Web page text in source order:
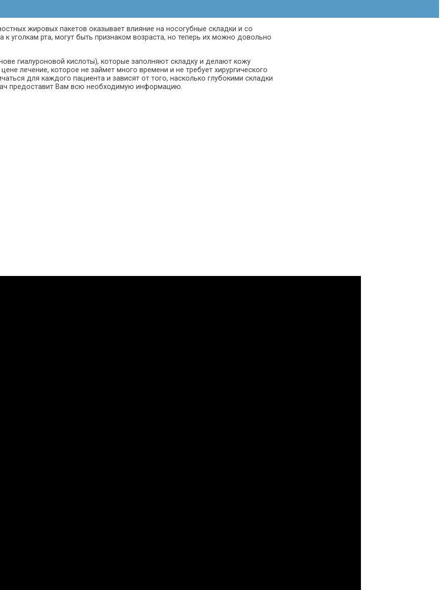
жировых пакетов оказывает влияние на носогубные складки и со
уголкам рта, могут быть признаком возраста, но теперь их можно довольно
гиалуроновой кислоты), которые заполняют складку и делают кожу
лечение, которое не займет много времени и не требует хирургического
для каждого пациента и зависят от того, насколько глубокими складки
предоставит Вам всю необходимую информацию.